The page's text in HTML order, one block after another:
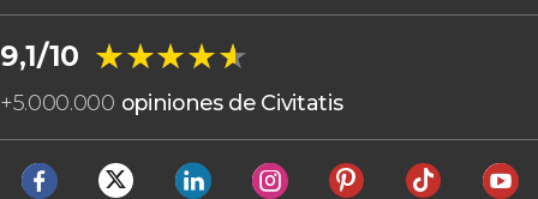
9,1/10 ★★★★★
★★★★★
+5.000.000 opiniones de Civitatis